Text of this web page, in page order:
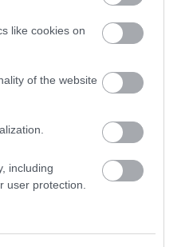
like cookies on
of the website
including
user protection.